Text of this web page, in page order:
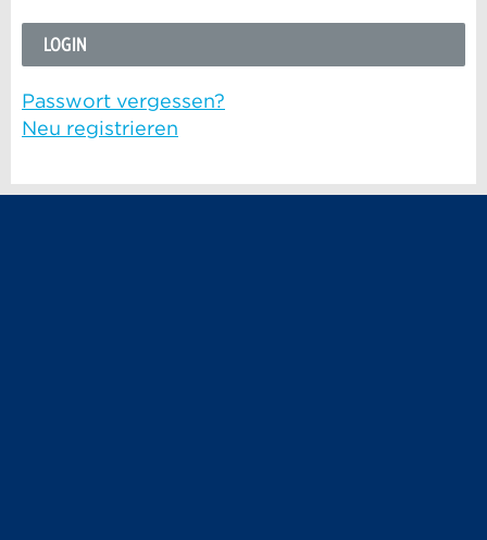
LOGIN
Passwort vergessen?
Neu registrieren